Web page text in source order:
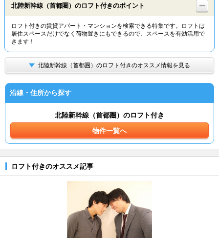
TOP
北陸新幹線（首都圏）のロフト付きのポイント
ロフト付きの賃貸アパート・マンションを検索できる特集です。ロフトは
居住スペースだけでなく荷物置きにもできるので、スペースを有効活用で
きます！
北陸新幹線（首都圏）のロフト付きのオススメ情報を見る
沿線・住所から探す
北陸新幹線（首都圏）のロフト付き
物件一覧へ
ロフト付きのオススメ記事